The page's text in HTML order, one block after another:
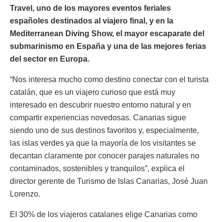
Travel, uno de los mayores eventos feriales
españoles destinados al viajero final, y en la
Mediterranean Diving Show, el mayor escaparate del
submarinismo en España y una de las mejores ferias
del sector en Europa.
“Nos interesa mucho como destino conectar con el turista
catalán, que es un viajero curioso que está muy
interesado en descubrir nuestro entorno natural y en
compartir experiencias novedosas. Canarias sigue
siendo uno de sus destinos favoritos y, especialmente,
las islas verdes ya que la mayoría de los visitantes se
decantan claramente por conocer parajes naturales no
contaminados, sostenibles y tranquilos”, explica el
director gerente de Turismo de Islas Canarias, José Juan
Lorenzo.
El 30% de los viajeros catalanes elige Canarias como